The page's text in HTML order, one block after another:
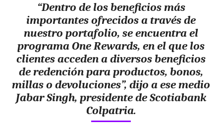
“Dentro de los beneficios más
importantes ofrecidos a través de
nuestro portafolio, se encuentra el
programa One Rewards, en el que los
clientes acceden a diversos beneficios
de redención para productos, bonos,
millas o devoluciones”, dijo a ese medio
Jabar Singh, presidente de Scotiabank
Colpatria.